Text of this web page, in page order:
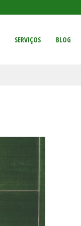
SERVIÇOS BLOG